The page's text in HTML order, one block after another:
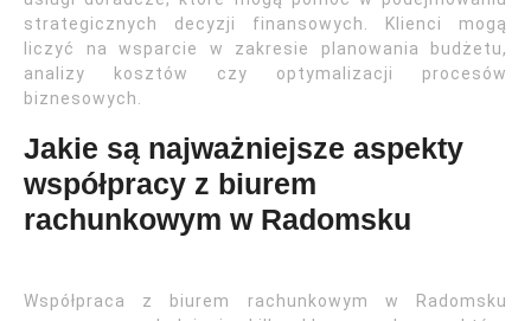
strategicznych decyzji finansowych. Klienci mogą
liczyć na wsparcie w zakresie planowania budżetu,
analizy kosztów czy optymalizacji procesów
biznesowych.
Jakie są najważniejsze aspekty
współpracy z biurem
rachunkowym w Radomsku
Współpraca z biurem rachunkowym w Radomsku